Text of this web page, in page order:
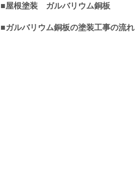
■屋根塗装 ガルバリウム銅板
■ガルバリウム銅板の塗装工事の流れ